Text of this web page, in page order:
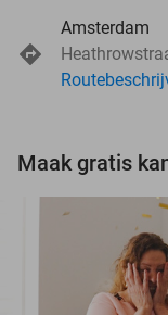
Amsterdam